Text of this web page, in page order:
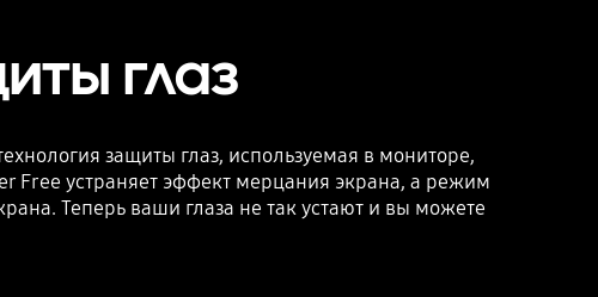
глаз
защиты глаз, используемая в мониторе,
Free устраняет эффект мерцания экрана, а режим
Теперь ваши глаза не так устают и вы можете